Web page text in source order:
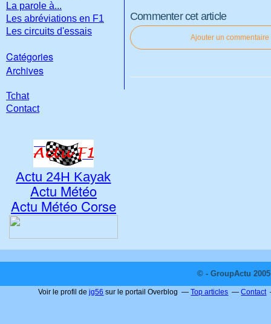
Commenter cet article
Ajouter un commentaire
La parole à...
Les abréviations en F1
Les circuits d'essais
Catégories
Archives
Tchat
Contact
Actu 24H Kayak
Actu Météo
Actu Météo Corse
© - GroupActu
Voir le profil dejg56 sur le portail Overblog Top articles Contact